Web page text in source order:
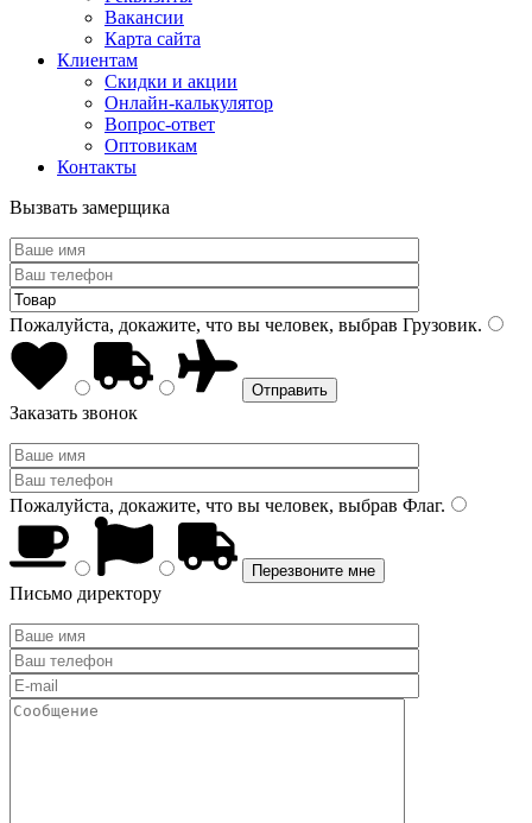
Вакансии
Карта сайта
Клиентам
Скидки и акции
Онлайн-калькулятор
Вопрос-ответ
Оптовикам
Контакты
Вызвать замерщика
Пожалуйста, докажите, что вы человек, выбрав Грузовик.
Заказать звонок
Пожалуйста, докажите, что вы человек, выбрав Флаг.
Письмо директору